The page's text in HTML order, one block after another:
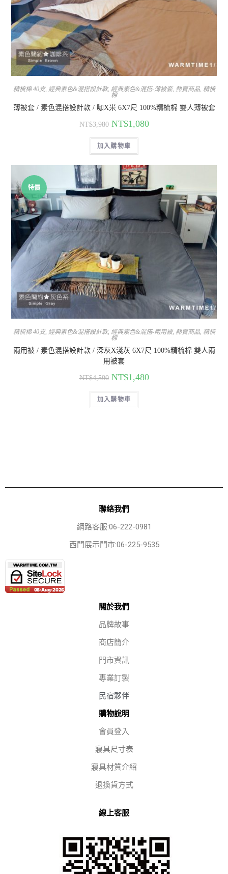
精梳棉 40支, 經典素色&混搭設計款, 經典素色&混搭-薄被套, 熱賣商品, 精梳
棉
薄被套 / 素色混搭設計款 / 咖X米 6X7尺 100%精梳棉 雙人薄被套
NT$3,980 NT$1,080
加入購物車
特價
精梳棉 40支, 經典素色&混搭設計款, 經典素色&混搭-兩用被, 熱賣商品, 精梳
棉
兩用被 / 素色混搭設計款 / 深灰X淺灰 6X7尺 100%精梳棉 雙人兩
用被套
NT$4,590 NT$1,480
加入購物車
聯絡我們
網路客服:06-222-0981
西門展示門市:06-225-9535
關於我們
品牌故事
商店簡介
門市資訊
專業訂製
民宿夥伴
購物說明
會員登入
寢具尺寸表
寢具材質介紹
退換貨方式
線上客服